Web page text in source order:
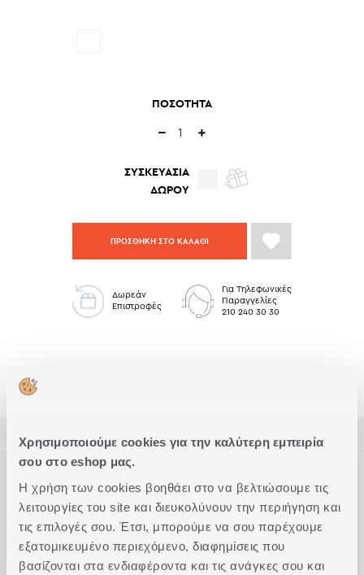
Χρησιμοποιούμε cookies για την καλύτερη εμπειρία
σου στο eshop μας.
Η χρήση των cookies βοηθάει στο να βελτιώσουμε τις
λειτουργίες του site και διευκολύνουν την περιήγηση και
τις επιλογές σου. Έτσι, μπορούμε να σου παρέχουμε
εξατομικευμένο περιεχόμενο, διαφημίσεις που
βασίζονται στα ενδιαφέροντα και τις ανάγκες σου και
ΠΟΣΟΤΗΤΑ
ΣΥΣΚΕΥΑΣΙΑ
ΔΩΡΟΥ
ΠΡΟΣΘΗΚΗ ΣΤΟ ΚΑΛΑΘΙ
Δωρεάν
Επιστροφές
Για Τηλεφωνικές
Παραγγελίες
210 240 30 30
240x260) προσφέρει την αφράτη φυσική αίσθηση και είναι
ιδανικό για τους κρύους μήνες του Φθινοπώρου και του
Χειμώνα. Η θερμική του ικανότητα είναι 8 Tog.
Πάπλωμα microfiber τι είναι; Το microfiber πάπλωμα είναι
κατασκευασμένο εξωτερικά από ύφασμα περκάλι 100%
ΤΕΧΝΙΚΑ ΧΑΡΑΚΤΗΡΙΣΤΙΚΑ
Διάσταση
Ποιότητα Βαμβακερό Περκάλι (233 Κλωστές)
Ακριβείς διαστάσεις 240x260
Συμπληρώστε το Look